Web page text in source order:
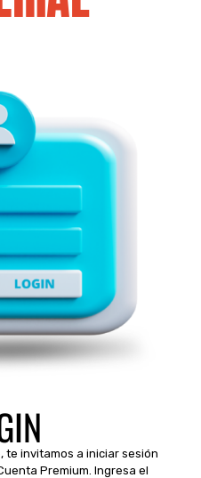
te invitamos a iniciar sesión
Premium. Ingresa el